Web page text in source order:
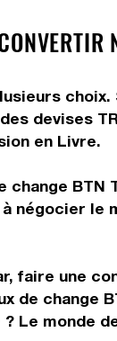
devises
en Livre.
négocier
faire une
de
Le monde